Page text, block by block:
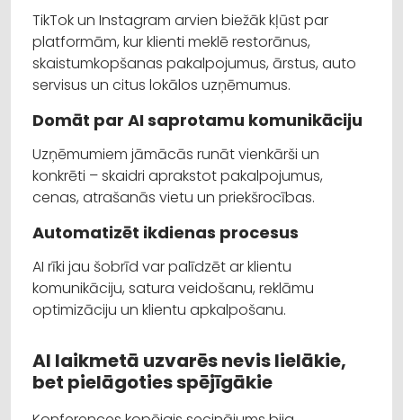
TikTok un Instagram arvien biežāk kļūst par
platformām, kur klienti meklē restorānus,
skaistumkopšanas pakalpojumus, ārstus, auto
servisus un citus lokālos uzņēmumus.
Domāt par AI saprotamu komunikāciju
Uzņēmumiem jāmācās runāt vienkārši un
konkrēti – skaidri aprakstot pakalpojumus,
cenas, atrašanās vietu un priekšrocības.
Automatizēt ikdienas procesus
AI rīki jau šobrīd var palīdzēt ar klientu
komunikāciju, satura veidošanu, reklāmu
optimizāciju un klientu apkalpošanu.
AI laikmetā uzvarēs nevis lielākie,
bet pielāgoties spējīgākie